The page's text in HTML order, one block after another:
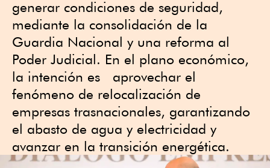
generar condiciones de seguridad,
mediante la consolidación de la
Guardia Nacional y una reforma al
Poder Judicial. En el plano económico,
la intención es aprovechar el
fenómeno de relocalización de
empresas trasnacionales, garantizando
el abasto de agua y electricidad y
avanzar en la transición energética.